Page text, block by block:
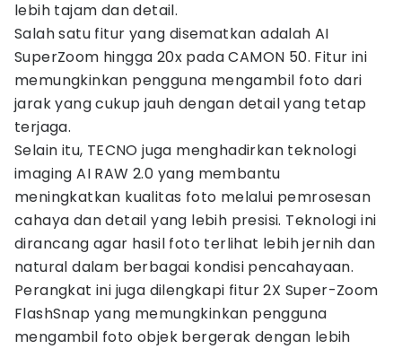
lebih tajam dan detail.
Salah satu fitur yang disematkan adalah AI
SuperZoom hingga 20x pada CAMON 50. Fitur ini
memungkinkan pengguna mengambil foto dari
jarak yang cukup jauh dengan detail yang tetap
terjaga.
Selain itu, TECNO juga menghadirkan teknologi
imaging AI RAW 2.0 yang membantu
meningkatkan kualitas foto melalui pemrosesan
cahaya dan detail yang lebih presisi. Teknologi ini
dirancang agar hasil foto terlihat lebih jernih dan
natural dalam berbagai kondisi pencahayaan.
Perangkat ini juga dilengkapi fitur 2X Super-Zoom
FlashSnap yang memungkinkan pengguna
mengambil foto objek bergerak dengan lebih